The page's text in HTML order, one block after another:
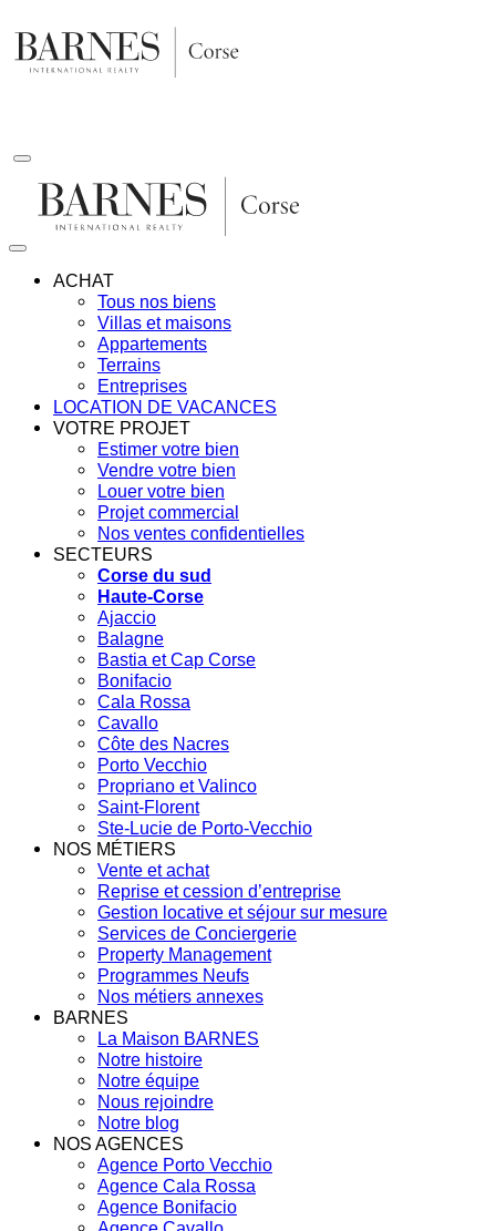
au
contenu
ACHAT
Tous nos biens
Villas et maisons
Appartements
Terrains
Entreprises
LOCATION DE VACANCES
VOTRE PROJET
Estimer votre bien
Vendre votre bien
Louer votre bien
Projet commercial
Nos ventes confidentielles
SECTEURS
Corse du sud
Haute-Corse
Ajaccio
Balagne
Bastia et Cap Corse
Bonifacio
Cala Rossa
Cavallo
Côte des Nacres
Porto Vecchio
Propriano et Valinco
Saint-Florent
Ste-Lucie de Porto-Vecchio
NOS MÉTIERS
Vente et achat
Reprise et cession d’entreprise
Gestion locative et séjour sur mesure
Services de Conciergerie
Property Management
Programmes Neufs
Nos métiers annexes
BARNES
La Maison BARNES
Notre histoire
Notre équipe
Nous rejoindre
Notre blog
NOS AGENCES
Agence Porto Vecchio
Agence Cala Rossa
Agence Bonifacio